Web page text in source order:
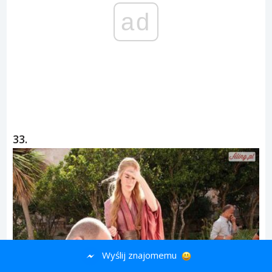
ad
33.
Wyślij znajomemu